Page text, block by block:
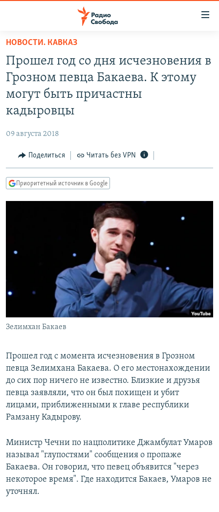
упрощенного
доступа
Вернуться
основному
содержанию
навигации
Вернутся
ПОДКАСТЫ
АВТОРСКИЕ ПРОЕКТЫ
КУЛЬТУРА
IDEL.РЕАЛИИ
КАВКАЗ.РЕАЛИИ
РАСПИСАНИЕ ВЕЩАНИЯ
ПОДПИШИТЕСЬ НА РАССЫЛКУ
СОЦИАЛЬНЫЕ СЕТИ
НОВОСТИ. КАВКАЗ
Прошел год со дня исчезновения в
Грозном певца Бакаева. К этому
могут быть причастны
кадыровцы
09 августа 2018
Поделиться Читать без VPN
Приоритетный источник в Google
Зелимхан Бакаев
Прошел год с момента исчезновения в Грозном
певца Зелимхана Бакаева. О его местонахождении
до сих пор ничего не известно. Близкие и друзья
певца заявляли, что он был похищен и убит
лицами, приближенными к главе республики
Рамзану Кадырову.
Министр Чечни по нацполитике Джамбулат Умаров
называл "глупостями" сообщения о пропаже
Бакаева. Он говорил, что певец объявится "через
некоторое время". Где находится Бакаев, Умаров не
уточнял.